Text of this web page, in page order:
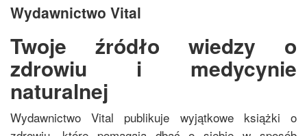
Wydawnictwo Vital
Twoje źródło wiedzy o
zdrowiu i medycynie
naturalnej
Wydawnictwo Vital publikuje wyjątkowe książki o